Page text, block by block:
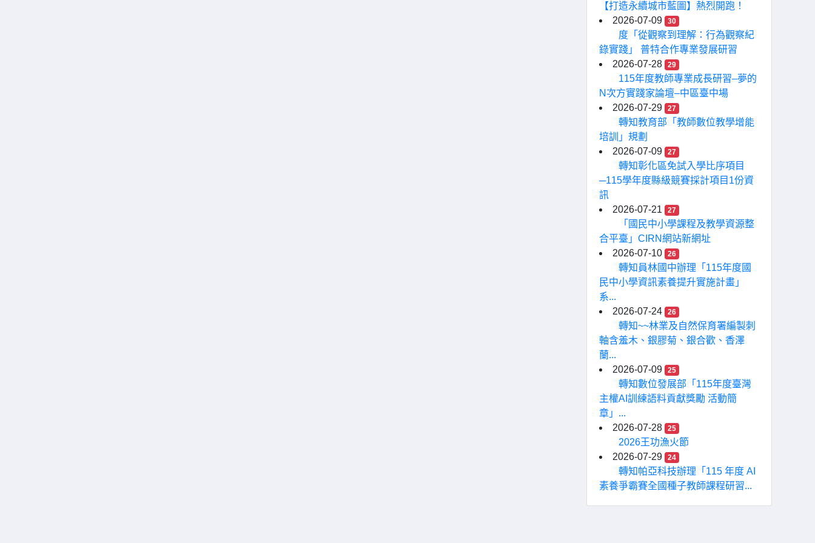
【打造永續城市藍圖】熱烈開跑！
2026-07-09
30
度「從觀察到理解：行為觀察紀
錄實踐」 普特合作專業發展研習
2026-07-28
29
115年度教師專業成長研習–夢的
N次方實踐家論壇–中區臺中場
2026-07-29
27
轉知教育部「教師數位教學增能
培訓」規劃
2026-07-09
27
轉知彰化區免試入學比序項目
─115學年度縣級競賽採計項目1份資
訊
2026-07-21
27
「國民中小學課程及教學資源整
合平臺」CIRN網站新網址
2026-07-10
26
轉知員林國中辦理「115年度國
民中小學資訊素養提升實施計畫」
系...
2026-07-24
26
轉知~~林業及自然保育署編製刺
軸含羞木、銀膠菊、銀合歡、香澤
蘭...
2026-07-09
25
轉知數位發展部「115年度臺灣
主權AI訓練語料貢獻獎勵 活動簡
章」...
2026-07-28
25
2026王功漁火節
2026-07-29
24
轉知帕亞科技辦理「115 年度 AI
素養爭霸賽全國種子教師課程研習...